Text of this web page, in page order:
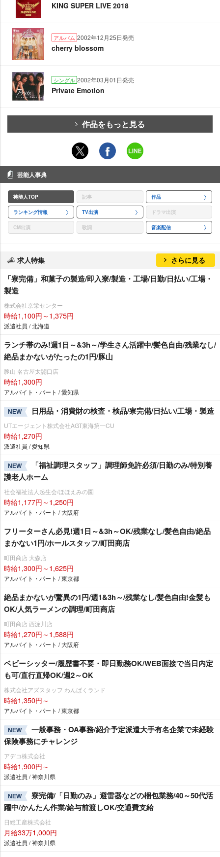
KING SUPER LIVE 2018
アルバム 2002年12月25日発売
cherry blossom
シングル 2002年03月01日発売
Private Emotion
作品をもっと見る
芸能人事典
芸能人TOP 記事 作品
ランキング情報 TV出演 ドラマ出演
CM出演 歌詞 音楽配信
求人特集 さらに見る
「寮完備」和菓子の製造/即入寮/製造・工場/日勤/日払い/工場・
製造
株式会社京栄センター
時給1,100円～1,375円
派遣社員 / 北海道
ランチ帯のみ!週1日～&3h～/学生さん活躍中/髪色自由/残業なし/
絶品まかないがたったの1円/豚山
豚山 名古屋太閤口店
時給1,300円
アルバイト・パート / 愛知県
NEW 日用品・消費財の検査・検品/寮完備/日払い/工場・製造
UTエージェント株式会社AGT東海第一CU
時給1,270円
派遣社員 / 愛知県
NEW
「福祉調理スタッフ」調理師免許必須/日勤のみ/特別養
護老人ホーム
社会福祉法人起生会/ほほえみの園
時給1,177円～1,250円
アルバイト・パート / 大阪府
フリーターさん必見!週1日～&3h～OK/残業なし/髪色自由/絶品
まかない1円/ホールスタッフ/町田商店
町田商店 大森店
時給1,300円～1,625円
アルバイト・パート / 東京都
絶品まかないが驚異の1円/週1&3h～/残業なし/髪色自由!金髪も
OK/人気ラーメンの調理/町田商店
町田商店 西淀川店
時給1,270円～1,588円
アルバイト・パート / 大阪府
ベビーシッター/履歴書不要・即日勤務OK/WEB面接で当日内定
も可/直行直帰OK/週2～OK
株式会社アズスタッフ わんぱくランド
時給1,350円～
アルバイト・パート / 東京都
NEW
一般事務・OA事務/紹介予定派遣大手有名企業で未経験
保険事務にチャレンジ
アデコ株式会社
時給1,900円～
派遣社員 / 神奈川県
NEW
寮完備/「日勤のみ」避雷器などの梱包業務/40～50代活
躍中/かんたん作業/給与前渡しOK/交通費支給
日総工産株式会社
月給33万1,000円
派遣社員 / 神奈川県